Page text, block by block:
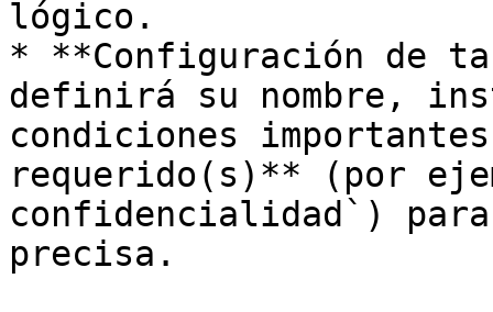
lógico.
* **Configuración de
definirá su nombre,
condiciones
requerido(s)** (por
confidencialidad`)
precisa.